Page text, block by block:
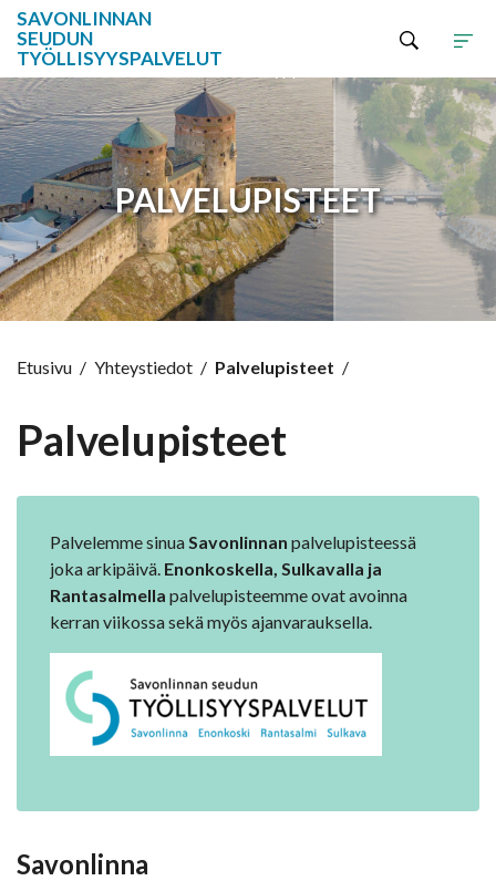
SAVONLINNAN
SEUDUN
TYÖLLISYYSPALVELUT
PALVELUPISTEET
Etusivu / Yhteystiedot / Palvelupisteet /
Palvelupisteet
Palvelemme sinuaSavonlinnan palvelupisteessä
joka arkipäivä. Enonkoskella, Sulkavalla ja
Rantasalmella palvelupisteemme ovat avoinna
kerran viikossa sekä myös ajanvarauksella.
Savonlinna